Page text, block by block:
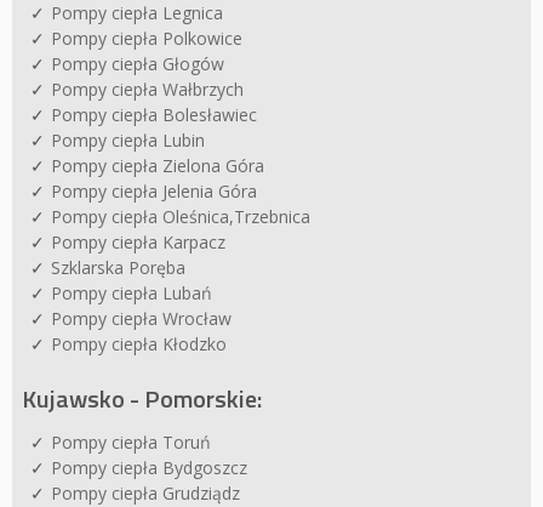
Pompy ciepła Legnica
Pompy ciepła Polkowice
Pompy ciepła Głogów
Pompy ciepła Wałbrzych
Pompy ciepła Bolesławiec
Pompy ciepła Lubin
Pompy ciepła Zielona Góra
Pompy ciepła Jelenia Góra
Pompy ciepła Oleśnica,Trzebnica
Pompy ciepła Karpacz
Szklarska Poręba
Pompy ciepła Lubań
Pompy ciepła Wrocław
Pompy ciepła Kłodzko
Kujawsko - Pomorskie:
Pompy ciepła Toruń
Pompy ciepła Bydgoszcz
Pompy ciepła Grudziądz